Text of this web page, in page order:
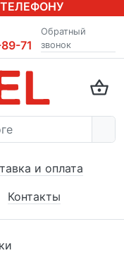
71
Обратный
звонок
и оплата
Контакты